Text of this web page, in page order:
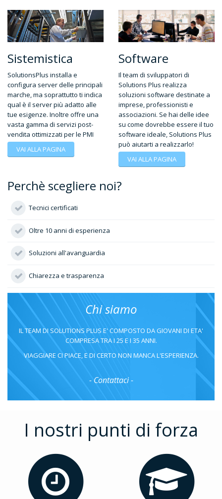
Sistemistica
SolutionsPlus installa e
configura server delle principali
marche, ma soprattutto ti indica
qual è il server più adatto alle
tue esigenze. Inoltre offre una
vasta gamma di servizi post-
vendita ottimizzati per le PMI
VAI ALLA PAGINA
Software
Il team di sviluppatori di
Solutions Plus realizza
soluzioni software destinate a
imprese, professionisti e
associazioni. Se hai delle idee
su come dovrebbe essere il tuo
software ideale, Solutions Plus
può aiutarti a realizzarlo!
VAI ALLA PAGINA
Perchè scegliere noi?
Tecnici certificati
Oltre 10 anni di esperienza
Soluzioni all'avanguardia
Chiarezza e trasparenza
Chi siamo
IL TEAM DI SOLUTIONS PLUS E' COMPOSTO DA GIOVANI DI ETA'
COMPRESA TRA I 25 E I 35 ANNI.
VIAGGIARE CI PIACE, E DI CERTO NON MANCA L'ESPERIENZA.
- Contattaci -
I nostri punti di forza